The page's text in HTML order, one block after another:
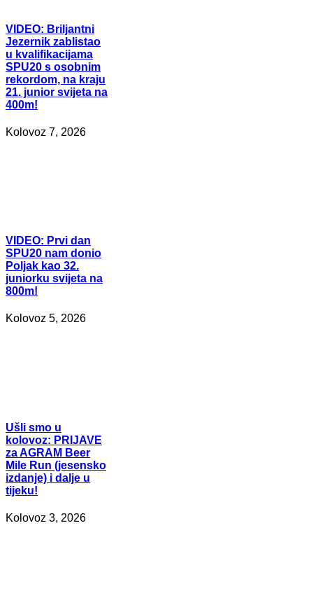
VIDEO: Briljantni
Jezernik zablistao
u kvalifikacijama
SPU20 s osobnim
rekordom, na kraju
21. junior svijeta na
400m!
Kolovoz 7, 2026
VIDEO: Prvi dan
SPU20 nam donio
Poljak kao 32.
juniorku svijeta na
800m!
Kolovoz 5, 2026
Ušli smo u
kolovoz: PRIJAVE
za AGRAM Beer
Mile Run (jesensko
izdanje) i dalje u
tijeku!
Kolovoz 3, 2026